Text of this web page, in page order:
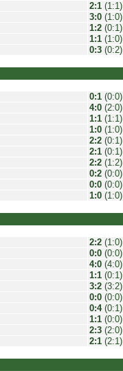
2:1 (1:1)
3:0 (1:0)
1:2 (0:1)
1:1 (1:0)
0:3 (0:2)
0:1 (0:0)
4:0 (2:0)
1:1 (1:1)
1:0 (1:0)
2:2 (0:1)
2:1 (0:1)
2:2 (1:2)
0:2 (0:0)
0:0 (0:0)
1:0 (1:0)
2:2 (1:0)
0:0 (0:0)
4:0 (4:0)
1:1 (0:1)
3:2 (3:2)
0:0 (0:0)
0:4(0:1)
1:1 (0:0)
2:3 (2:0)
2:1 (2:1)